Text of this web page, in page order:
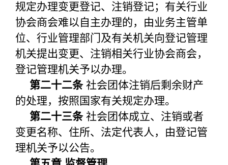
规定办理变更登记、注销登记；有关行业
协会商会难以自主办理的，由业务主管单
位、行业管理部门及有关机关向登记管理
机关提出变更、注销相关行业协会商会，
登记管理机关予以办理。
第二十二条社会团体注销后剩余财产
的处理，按照国家有关规定办理。
第二十三条社会团体成立、注销或者
变更名称、住所、法定代表人，由登记管
理机关予以公告。